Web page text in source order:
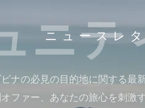
ニュースレ
ニ
ナの必見の目的地に関する最
ファー、あなたの旅心を刺激